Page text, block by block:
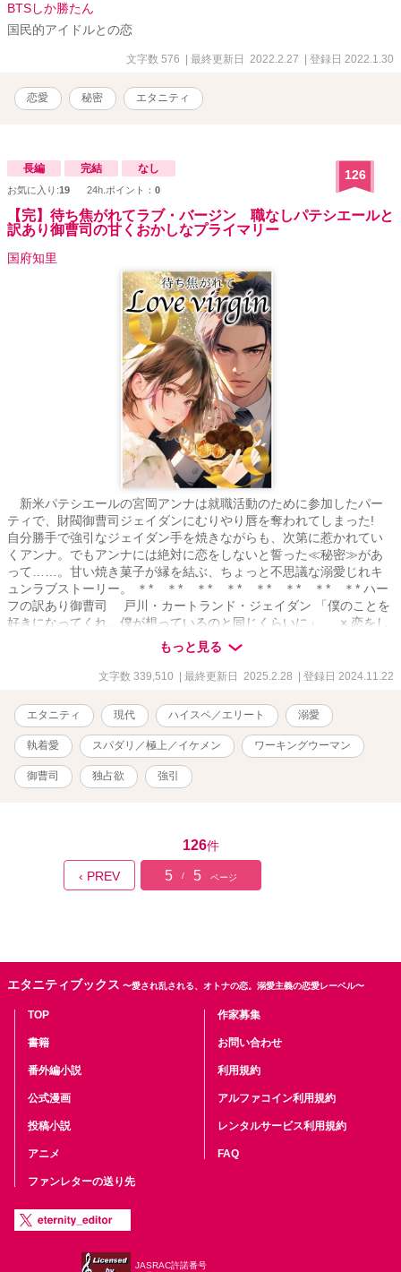
BTSしか勝たん
国民的アイドルとの恋
文字数 576 | 最終更新日 2022.2.27 | 登録日 2022.1.30
恋愛 秘密 エタニティ
長編 完結 なし
お気に入り:19 24h.ポイント： 0
126
【完】待ち焦がれてラブ・バージン 職なしパテシエールと
訳あり御曹司の甘くおかしなプライマリー
国府知里
新米パテシエールの宮岡アンナは就職活動のために参加したパー
ティで、財閥御曹司ジェイダンにむりやり唇を奪われてしまった!
自分勝手で強引なジェイダン手を焼きながらも、次第に惹かれてい
くアンナ。でもアンナには絶対に恋をしないと誓った≪秘密≫があ
って……。甘い焼き菓子が縁を結ぶ、ちょっと不思議な溺愛じれキ
ュンラブストーリー。 ＊* ＊* ＊* ＊* ＊* ＊* ＊* ＊* ハー
フの訳あり御曹司 戸川・カートランド・ジェイダン 「僕のことを
好きになってくれ。僕が想っているのと同じくらいに」 × 恋をし
ないと決めている求職中のパテシエール 宮岡アンナ 「あなたのよう
な人に、かまっている暇は私にはないのよ！」 ＊* ＊* ＊* ＊*
＊* ＊* ＊* ＊* 便利な「しおり」機能をご利用いただくとさら
最新更新のお知らせが届きますので、こちらもご活用ください。 ***
表紙、挿絵：イラストＡＣ様、他。
もっと見る
文字数 339,510 | 最終更新日 2025.2.28 | 登録日 2024.11.22
エタニティ 現代 ハイスペ／エリート 溺愛
執着愛 スパダリ／極上／イケメン ワーキングウーマン
御曹司 独占欲 強引
126件
‹ PREV 5 / 5 ページ
エタニティブックス 〜愛され乱される、オトナの恋。溺愛主義の恋愛レーベル〜
TOP
書籍
番外編小説
公式漫画
投稿小説
アニメ
ファンレターの送り先
作家募集
お問い合わせ
利用規約
アルファコイン利用規約
レンタルサービス利用規約
FAQ
JASRAC許諾番号